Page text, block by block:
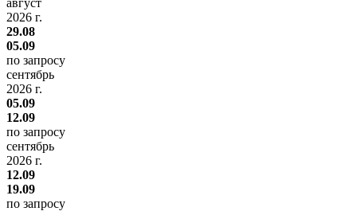
2026 г.
29.08
05.09
по запросу
сентябрь
2026 г.
05.09
12.09
по запросу
сентябрь
2026 г.
12.09
19.09
по запросу